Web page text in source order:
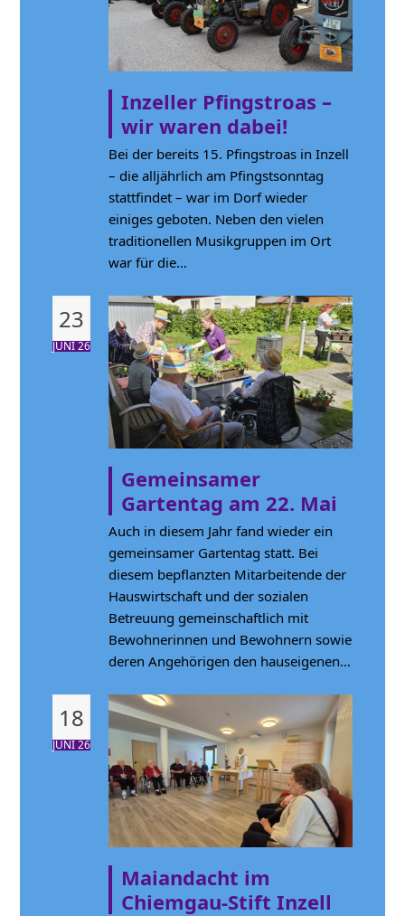
Inzeller Pfingstroas –
wir waren dabei!
Bei der bereits 15. Pfingstroas in Inzell
– die alljährlich am Pfingstsonntag
stattfindet – war im Dorf wieder
einiges geboten. Neben den vielen
traditionellen Musikgruppen im Ort
war für die…
23
JUNI 26
Gemeinsamer
Gartentag am 22. Mai
Auch in diesem Jahr fand wieder ein
gemeinsamer Gartentag statt. Bei
diesem bepflanzten Mitarbeitende der
Hauswirtschaft und der sozialen
Betreuung gemeinschaftlich mit
Bewohnerinnen und Bewohnern sowie
deren Angehörigen den hauseigenen…
18
JUNI 26
Maiandacht im
Chiemgau-Stift Inzell